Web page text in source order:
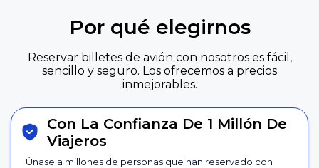
Por qué elegirnos
Reservar billetes de avión con nosotros es fácil,
sencillo y seguro. Los ofrecemos a precios
inmejorables.
Con La Confianza De 1 Millón De
Viajeros
Únase a millones de personas que han reservado con